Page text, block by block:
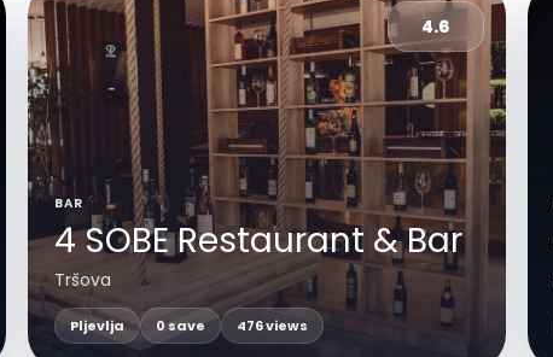
4.6
BAR
4 SOBE Restaurant & Bar
Tršova
Pljevlja 0 save 476 views